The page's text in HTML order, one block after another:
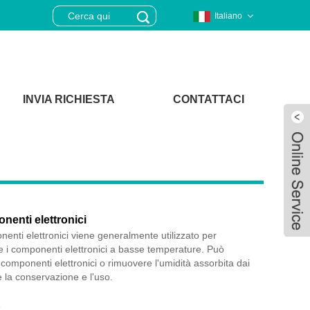
Italiano
INVIA RICHIESTA CONTATTACI
elettronici
elettronici viene generalmente utilizzato per
i componenti elettronici a basse temperature. Può
elettronici o rimuovere l'umidità assorbita dai
la conservazione e l'uso.